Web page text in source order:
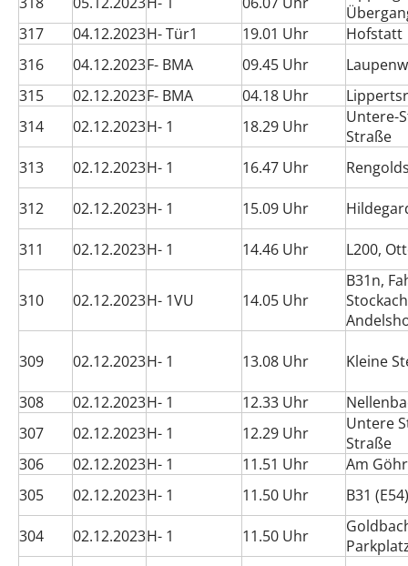
317
04.12.2023H- Tür1 19.01 Uhr
Hofstatt
316
04.12.2023F- BMA 09.45 Uhr
315
02.12.2023F- BMA 04.18 Uhr
314
02.12.2023H- 1 18.29 Uhr
Untere-
Straße
313
02.12.2023H- 1 16.47 Uhr
312 02.12.2023H- 1 15.09 Uhr
311 02.12.2023H- 1 14.46 Uhr L200,
310 02.12.2023H- 1VU 14.05 Uhr
B31n,
309 02.12.2023H- 1 13.08 Uhr Kleine
308 02.12.2023H- 1 12.33 Uhr
307
02.12.2023H- 1 12.29 Uhr
Untere
Straße
306
02.12.2023H- 1 11.51 Uhr
Am
305
02.12.2023H- 1 11.50 Uhr B31
304 02.12.2023H- 1 11.50 Uhr